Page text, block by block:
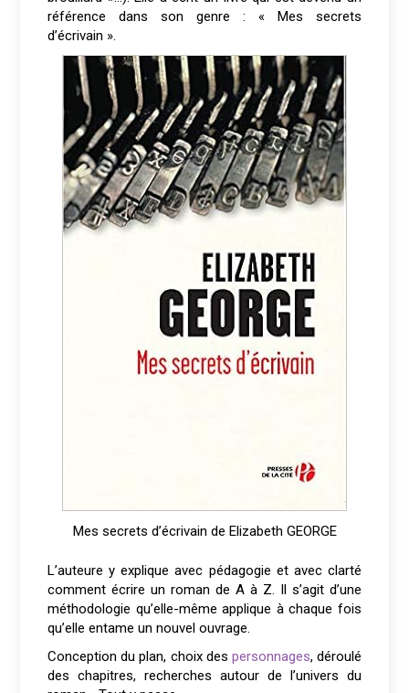
référence dans son genre : « Mes secrets
d’écrivain ».
Mes secrets d’écrivain de Elizabeth GEORGE
L’auteure y explique avec pédagogie et avec clarté
comment écrire un roman de A à Z. Il s’agit d’une
méthodologie qu’elle-même applique à chaque fois
qu’elle entame un nouvel ouvrage.
Conception du plan, choix des personnages, déroulé
des chapitres, recherches autour de l’univers du